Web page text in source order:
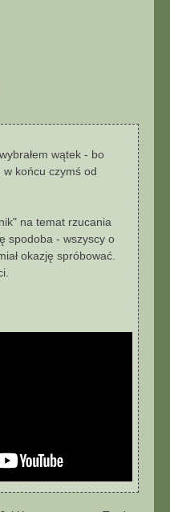
wątek - bo
w końcu czymś od
na temat rzucania
spodoba - wszyscy o
okazję spróbować.